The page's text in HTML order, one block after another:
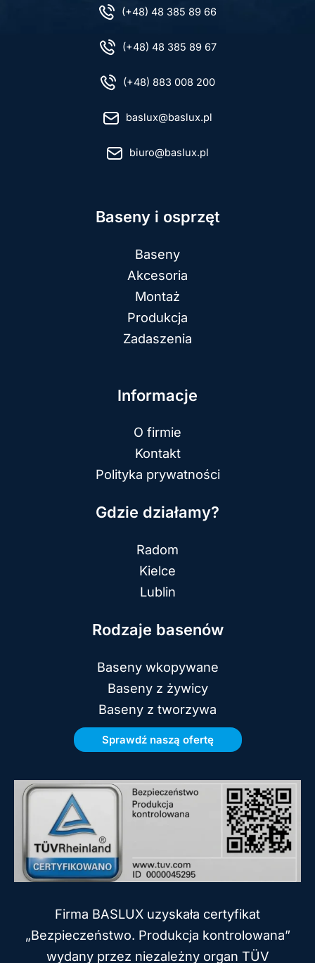
(+48) 48 385 89 66
(+48) 48 385 89 67
(+48) 883 008 200
baslux@baslux.pl
biuro@baslux.pl
Baseny i osprzęt
Baseny
Akcesoria
Montaż
Produkcja
Zadaszenia
Informacje
O firmie
Kontakt
Polityka prywatności
Gdzie działamy?
Radom
Kielce
Lublin
Rodzaje basenów
Baseny wkopywane
Baseny z żywicy
Baseny z tworzywa
Firma BASLUX uzyskała certyfikat
„Bezpieczeństwo. Produkcja kontrolowana”
wydany przez niezależny organ TÜV
Sprawdź naszą ofertę